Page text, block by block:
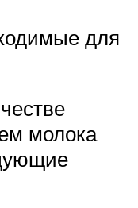
для
молока